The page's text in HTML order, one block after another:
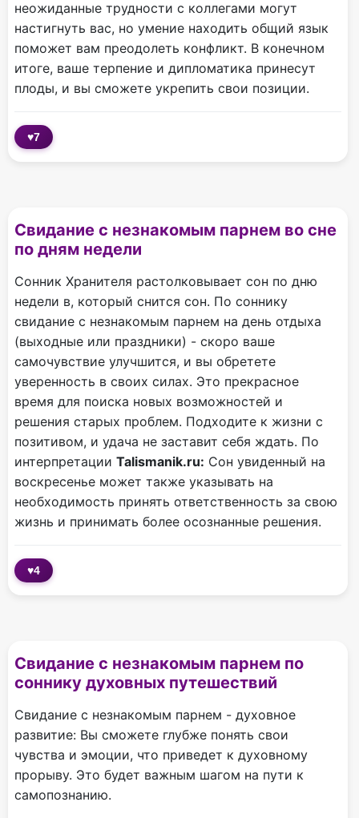
неожиданные трудности с коллегами могут
настигнуть вас, но умение находить общий язык
поможет вам преодолеть конфликт. В конечном
итоге, ваше терпение и дипломатика принесут
плоды, и вы сможете укрепить свои позиции.
♥7
Свидание с незнакомым парнем во сне
по дням недели
Сонник Хранителя растолковывает сон по дню
недели в, который снится сон. По соннику
свидание с незнакомым парнем на день отдыха
(выходные или праздники) - скоро ваше
самочувствие улучшится, и вы обретете
уверенность в своих силах. Это прекрасное
время для поиска новых возможностей и
решения старых проблем. Подходите к жизни с
позитивом, и удача не заставит себя ждать. По
интерпретации Talismanik.ru: Сон увиденный на
воскресенье может также указывать на
необходимость принять ответственность за свою
жизнь и принимать более осознанные решения.
♥4
Свидание с незнакомым парнем по
соннику духовных путешествий
Свидание с незнакомым парнем - духовное
развитие: Вы сможете глубже понять свои
чувства и эмоции, что приведет к духовному
прорыву. Это будет важным шагом на пути к
самопознанию.